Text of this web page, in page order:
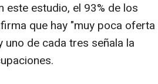
este estudio, el 93% de los
que hay "muy poca oferta
de cada tres señala la